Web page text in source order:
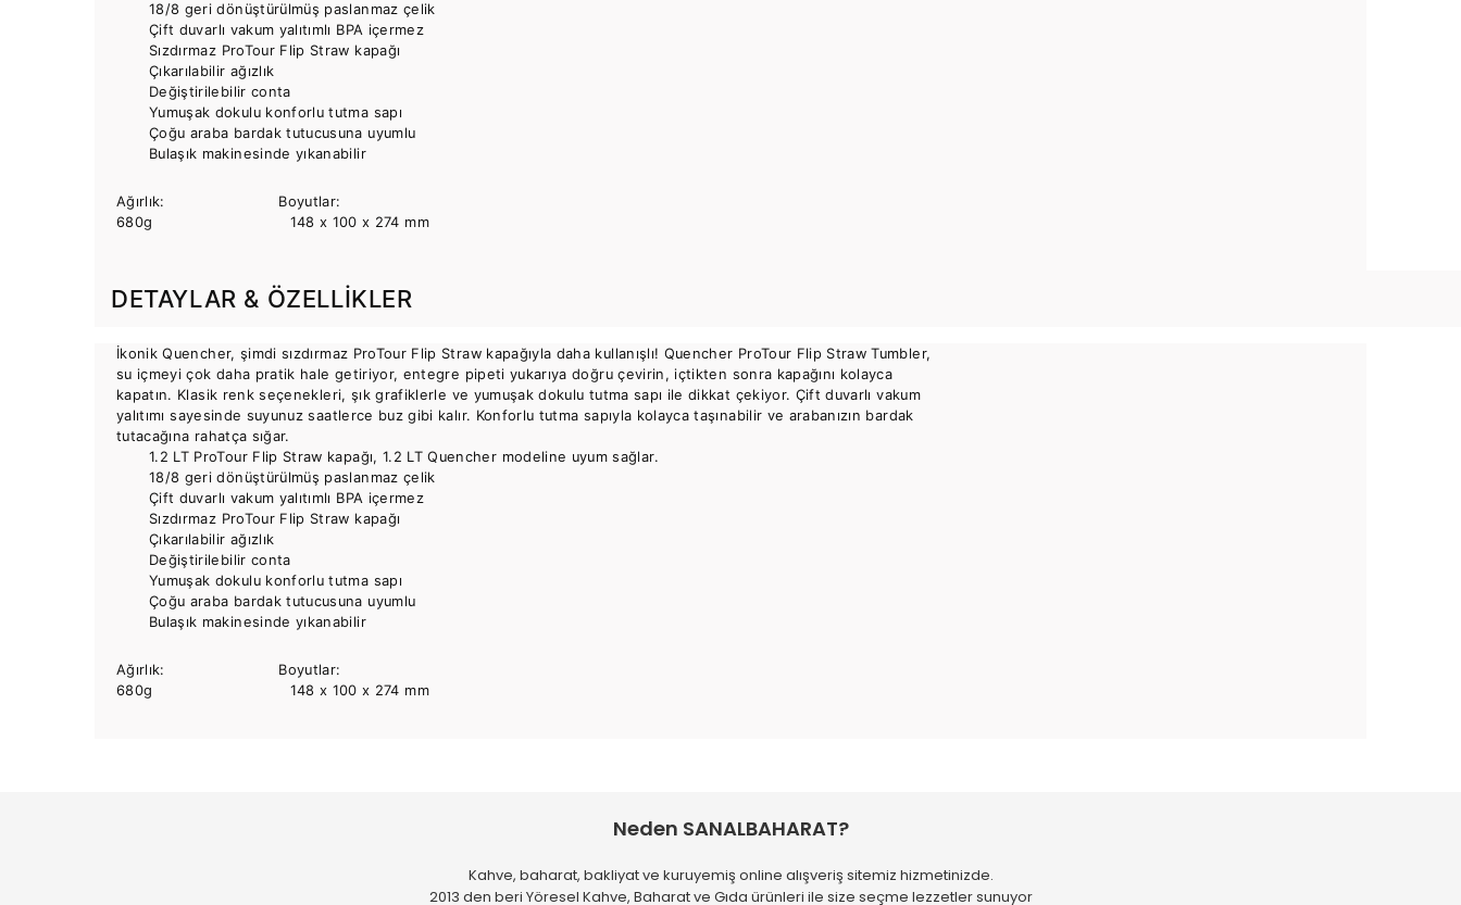
18/8 geri dönüştürülmüş paslanmaz çelik
Çift duvarlı vakum yalıtımlı BPA içermez
Sızdırmaz ProTour Flip Straw kapağı
Çıkarılabilir ağızlık
Değiştirilebilir conta
Yumuşak dokulu konforlu tutma sapı
Çoğu araba bardak tutucusuna uyumlu
Bulaşık makinesinde yıkanabilir
Ağırlık: Boyutlar:
680g 148 x 100 x 274 mm
DETAYLAR & ÖZELLIKLER
İkonik Quencher, şimdi sızdırmaz ProTour Flip Straw kapağıyla daha kullanışlı! Quencher ProTour Flip Straw Tumbler,
su içmeyi çok daha pratik hale getiriyor, entegre pipeti yukarıya doğru çevirin, içtikten sonra kapağını kolayca
kapatın. Klasik renk seçenekleri, şık grafiklerle ve yumuşak dokulu tutma sapı ile dikkat çekiyor. Çift duvarlı vakum
yalıtımı sayesinde suyunuz saatlerce buz gibi kalır. Konforlu tutma sapıyla kolayca taşınabilir ve arabanızın bardak
tutacağına rahatça sığar.
1.2 LT ProTour Flip Straw kapağı, 1.2 LT Quencher modeline uyum sağlar.
18/8 geri dönüştürülmüş paslanmaz çelik
Çift duvarlı vakum yalıtımlı BPA içermez
Sızdırmaz ProTour Flip Straw kapağı
Çıkarılabilir ağızlık
Değiştirilebilir conta
Yumuşak dokulu konforlu tutma sapı
Çoğu araba bardak tutucusuna uyumlu
Bulaşık makinesinde yıkanabilir
Ağırlık: Boyutlar:
680g 148 x 100 x 274 mm
Bu ürüne ilk yorumu siz yapın!
Yorum Yaz
Ürün açıklamasında eksik bilgiler bulunuyor.
Neden SANALBAHARAT?
Kahve, baharat, bakliyat ve kuruyemiş online alışveriş sitemiz hizmetinizde.
2013 den beri Yöresel Kahve, Baharat ve Gıda ürünleri ile size seçme lezzetler sunuyor